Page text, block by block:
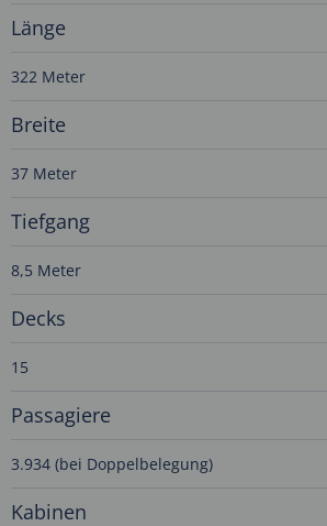
Länge
322 Meter
Breite
37 Meter
Tiefgang
8,5 Meter
Decks
15
Passagiere
3.934 (bei Doppelbelegung)
Kabinen